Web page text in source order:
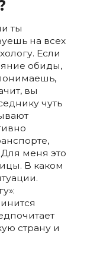
ты
на всех
Если
обиды,
вы
чуть
меня это
В каком
страну и